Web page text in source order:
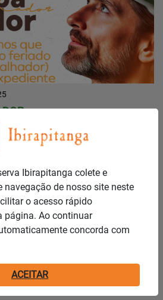
26/04/2025
Ibirapitanga colete e
navegação de nosso site neste
o acesso rápido
página. Ao continuar
concorda com
ACEITAR